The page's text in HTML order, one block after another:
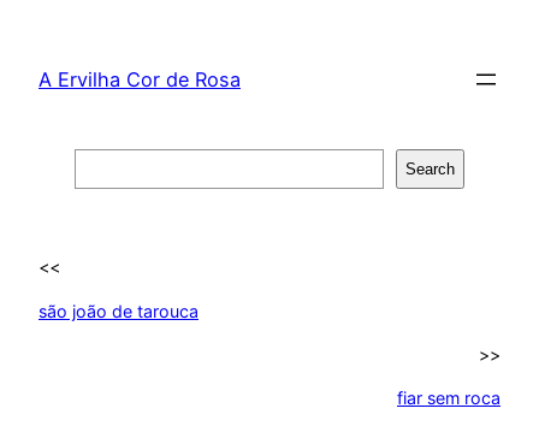
content
A Ervilha Cor de Rosa
Search
<<
são joão de tarouca
>>
fiar sem roca